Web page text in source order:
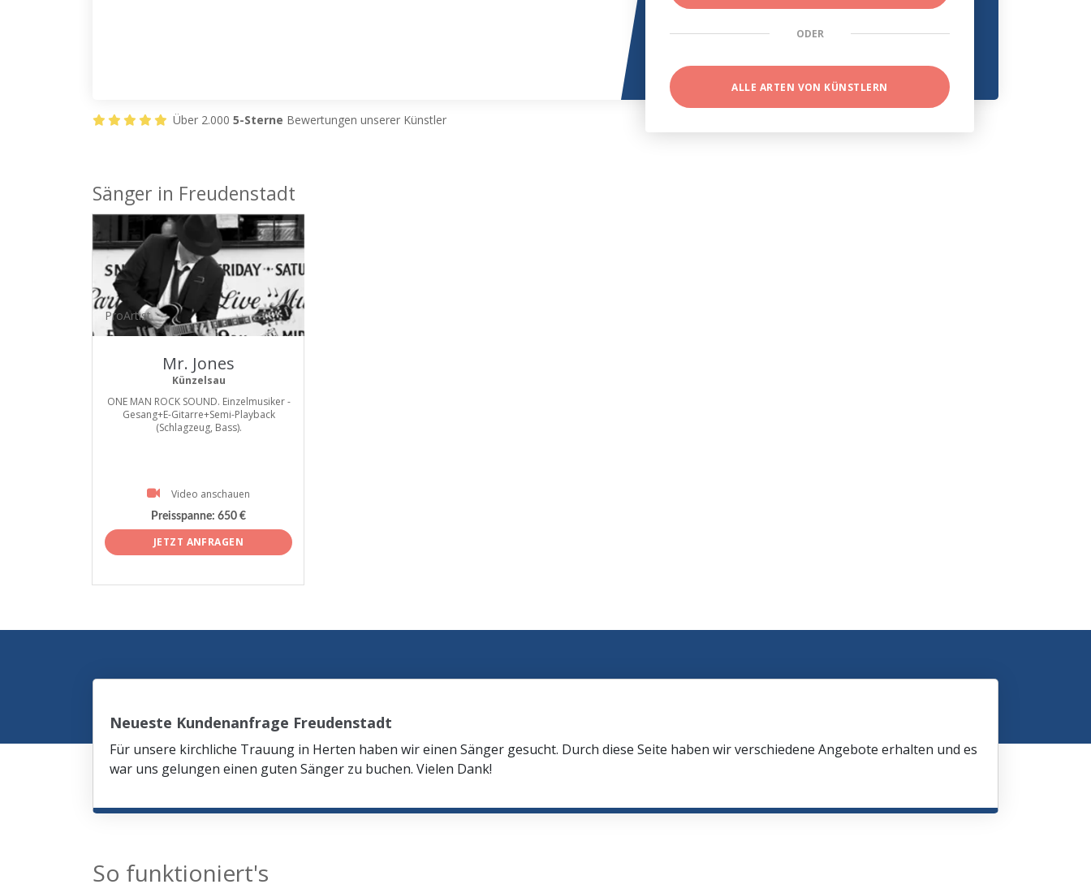
ODER
ALLE ARTEN VON KÜNSTLERN
Über 2.000 5-Sterne Bewertungen unserer Künstler
Sänger in Freudenstadt
ProArtist
Mr. Jones
Künzelsau
ONE MAN ROCK SOUND. Einzelmusiker -
Gesang+E-Gitarre+Semi-Playback
(Schlagzeug, Bass).
Video anschauen
Preisspanne: 650 €
JETZT ANFRAGEN
Neueste Kundenanfrage Freudenstadt
Für unsere kirchliche Trauung in Herten haben wir einen Sänger gesucht. Durch diese Seite haben wir verschiedene Angebote erhalten und es
war uns gelungen einen guten Sänger zu buchen. Vielen Dank!
So funktioniert's